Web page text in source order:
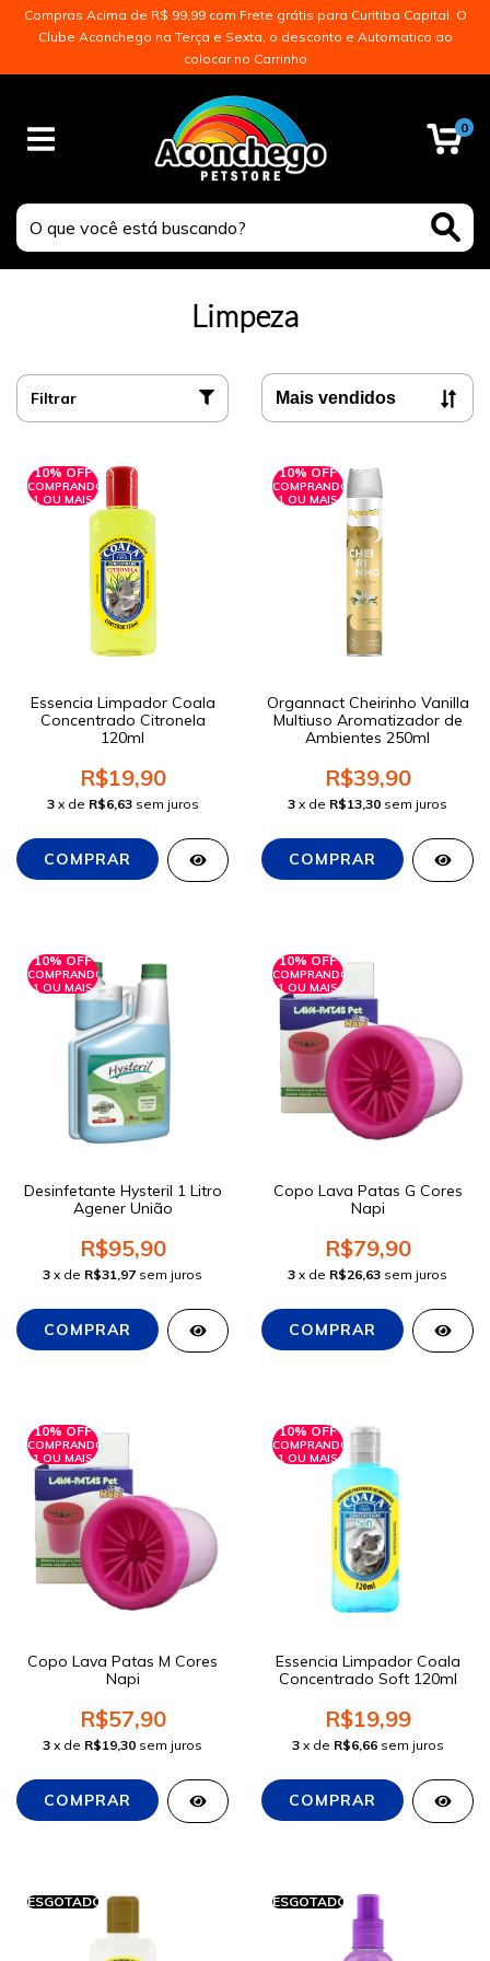
Compras Acima de R$ 99,99 com Frete grátis para Curitiba Capital. O
Clube Aconchego na Terça e Sexta, o desconto e Automatico ao
colocar no Carrinho
0
Limpeza
Filtrar
10% OFF
COMPRANDO
1 OU MAIS
Essencia Limpador Coala
Concentrado Citronela
120ml
R$19,90
3 x de R$6,63 sem juros
10% OFF
COMPRANDO
1 OU MAIS
Organnact Cheirinho Vanilla
Multiuso Aromatizador de
Ambientes 250ml
R$39,90
3 x de R$13,30 sem juros
10% OFF
COMPRANDO
1 OU MAIS
Desinfetante Hysteril 1 Litro
Agener União
R$95,90
3 x de R$31,97 sem juros
10% OFF
COMPRANDO
1 OU MAIS
Copo Lava Patas G Cores
Napi
R$79,90
3 x de R$26,63 sem juros
10% OFF
COMPRANDO
1 OU MAIS
Copo Lava Patas M Cores
Napi
R$57,90
3 x de R$19,30 sem juros
10% OFF
COMPRANDO
1 OU MAIS
Essencia Limpador Coala
Concentrado Soft 120ml
R$19,99
3 x de R$6,66 sem juros
ESGOTADO ESGOTADO